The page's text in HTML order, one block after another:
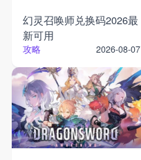
幻灵召唤师兑换码2026最
新可用
攻略 2026-08-07